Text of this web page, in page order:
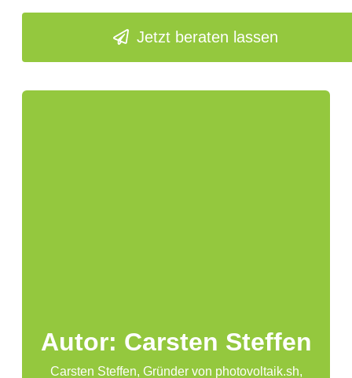
Jetzt beraten lassen
Autor: Carsten Steffen
Carsten Steffen, Gründer von photovoltaik.sh,